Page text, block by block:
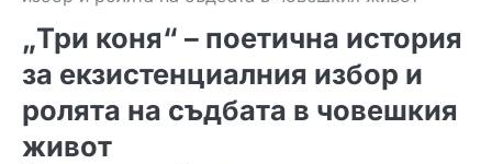
„Три коня“ – поетична история
за екзистенциалния избор и
ролята на съдбата в човешкия
живот